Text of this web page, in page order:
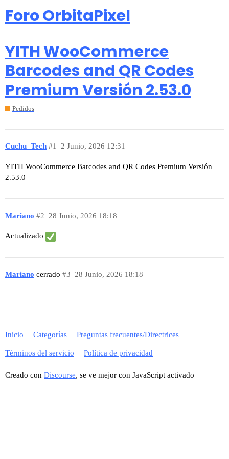
Foro OrbitaPixel
YITH WooCommerce
Barcodes and QR Codes
Premium Versión 2.53.0
Pedidos
Cuchu_Tech 2 Junio, 2026 12:31
#1
YITH WooCommerce Barcodes and QR Codes Premium Versión
2.53.0
Mariano 28 Junio, 2026 18:18
#2
Actualizado
Mariano cerrado 28 Junio, 2026 18:18
#3
Inicio Categorías Preguntas frecuentes/Directrices
Términos del servicio Política de privacidad
Creado con Discourse, se ve mejor con JavaScript activado